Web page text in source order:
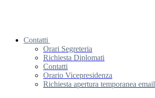
Contatti
Orari Segreteria
Richiesta Diplomati
Contatti
Orario Vicepresidenza
Richiesta apertura temporanea email